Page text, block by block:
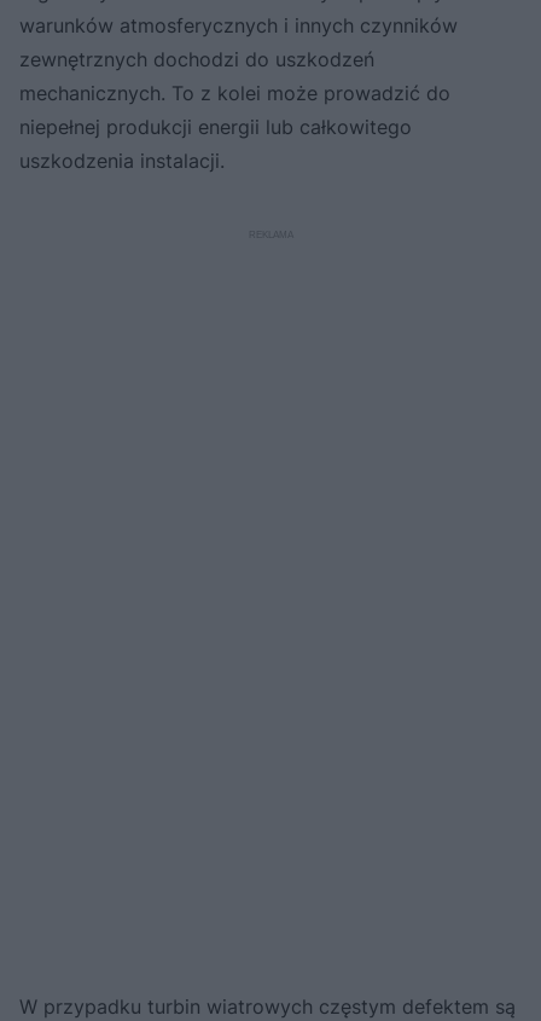
warunków atmosferycznych i innych czynników
zewnętrznych dochodzi do uszkodzeń
mechanicznych. To z kolei może prowadzić do
niepełnej produkcji energii lub całkowitego
uszkodzenia instalacji.
W przypadku turbin wiatrowych częstym defektem są